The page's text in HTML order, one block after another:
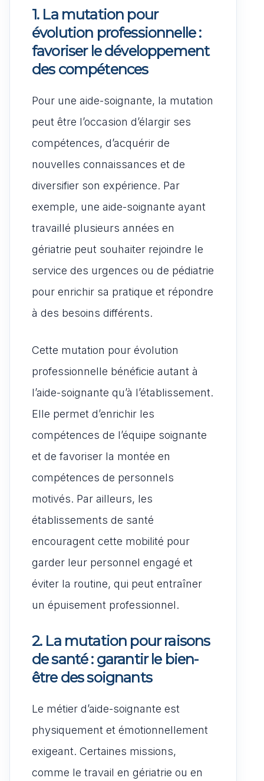
1. La mutation pour
évolution professionnelle :
favoriser le développement
des compétences
Pour une aide-soignante, la mutation
peut être l’occasion d’élargir ses
compétences, d’acquérir de
nouvelles connaissances et de
diversifier son expérience. Par
exemple, une aide-soignante ayant
travaillé plusieurs années en
gériatrie peut souhaiter rejoindre le
service des urgences ou de pédiatrie
pour enrichir sa pratique et répondre
à des besoins différents.
Cette mutation pour évolution
professionnelle bénéficie autant à
l’aide-soignante qu’à l’établissement.
Elle permet d’enrichir les
compétences de l’équipe soignante
et de favoriser la montée en
compétences de personnels
motivés. Par ailleurs, les
établissements de santé
encouragent cette mobilité pour
garder leur personnel engagé et
éviter la routine, qui peut entraîner
un épuisement professionnel.
2. La mutation pour raisons
de santé : garantir le bien-
être des soignants
Le métier d’aide-soignante est
physiquement et émotionnellement
exigeant. Certaines missions,
comme le travail en gériatrie ou en